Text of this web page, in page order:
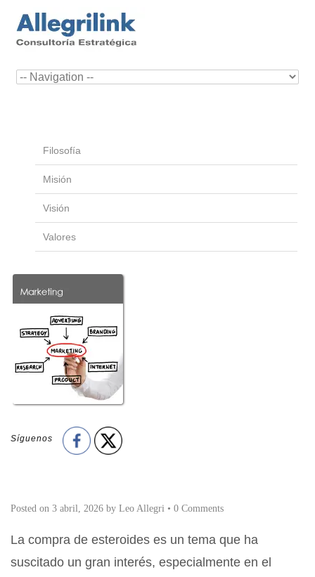
Filosofía
Misión
Visión
Valores
Síguenos
Posted on 3 abril, 2026 by Leo Allegri • 0 Comments
La compra de esteroides es un tema que ha
suscitado un gran interés, especialmente en el